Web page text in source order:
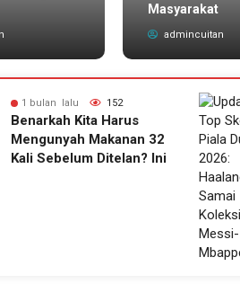
Masyarakat
admincuitan
1 bulan lalu 152
Benarkah Kita Harus
Mengunyah Makanan 32
Kali Sebelum Ditelan? Ini